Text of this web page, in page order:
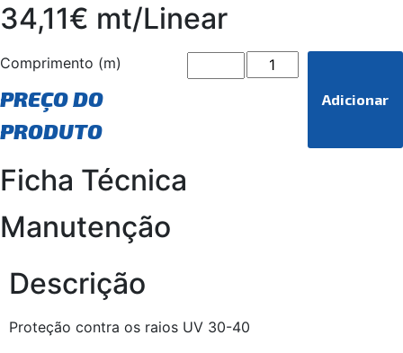
34,11€ mt/Linear
Comprimento (m)
PREÇO DO
PRODUTO
Adicionar
Ficha Técnica
Manutenção
Descrição
Proteção contra os raios UV 30-40